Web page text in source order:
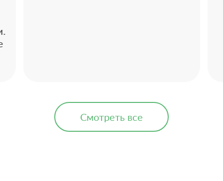
Смотреть все